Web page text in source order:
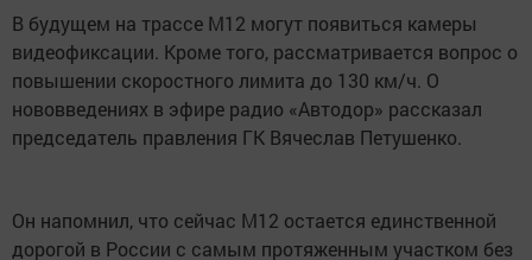
В будущем на трассе М12 могут появиться камеры
видеофиксации. Кроме того, рассматривается вопрос о
повышении скоростного лимита до 130 км/ч. О
нововведениях в эфире радио «Автодор» рассказал
председатель правления ГК Вячеслав Петушенко.
Он напомнил, что сейчас М12 остается единственной
дорогой в России с самым протяженным участком без